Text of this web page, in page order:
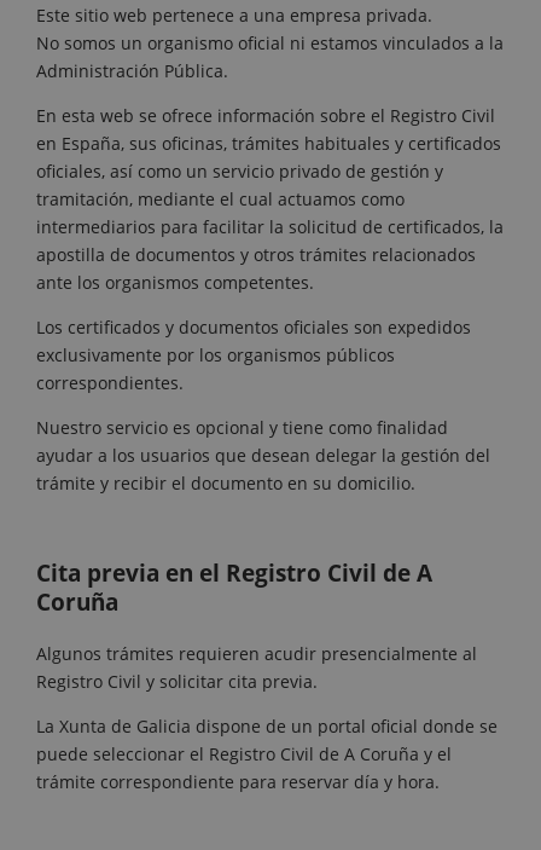
Este sitio web pertenece a una empresa privada.
No somos un organismo oficial ni estamos vinculados a la
Administración Pública.
En esta web se ofrece información sobre el Registro Civil
en España, sus oficinas, trámites habituales y certificados
oficiales, así como un servicio privado de gestión y
tramitación, mediante el cual actuamos como
intermediarios para facilitar la solicitud de certificados, la
apostilla de documentos y otros trámites relacionados
ante los organismos competentes.
Los certificados y documentos oficiales son expedidos
exclusivamente por los organismos públicos
correspondientes.
Nuestro servicio es opcional y tiene como finalidad
ayudar a los usuarios que desean delegar la gestión del
trámite y recibir el documento en su domicilio.
Cita previa en el Registro Civil de A
Coruña
Algunos trámites requieren acudir presencialmente al
Registro Civil y solicitar cita previa.
La Xunta de Galicia dispone de un portal oficial donde se
puede seleccionar el Registro Civil de A Coruña y el
trámite correspondiente para reservar día y hora.